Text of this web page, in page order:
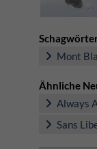
Mont
Ähnliche
Always
Sans